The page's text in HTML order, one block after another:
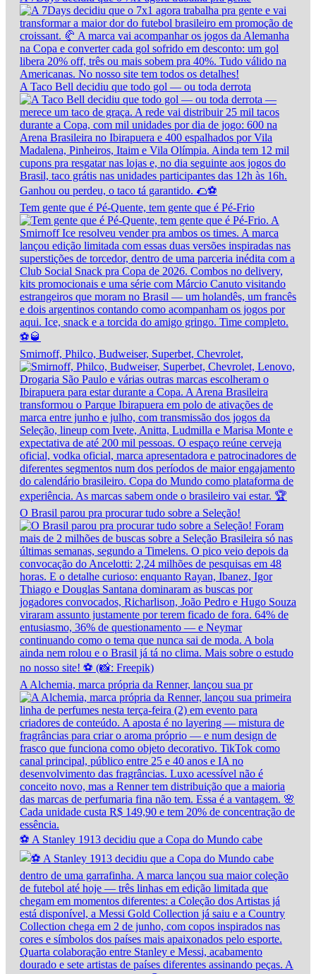
A Taco Bell decidiu que todo gol — ou toda derrota
Tem gente que é Pé-Quente, tem gente que é Pé-Frio
Smirnoff, Philco, Budweiser, Superbet, Chevrolet,
O Brasil parou pra procurar tudo sobre a Seleção!
A Alchemia, marca própria da Renner, lançou sua pr
⚽ A Stanley 1913 decidiu que a Copa do Mundo cabe